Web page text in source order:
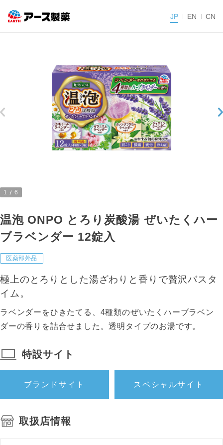
JP EN CN
1 6
温泡 ONPO とろり炭酸湯 ぜいたくハー
ブラベンダー 12錠入
医薬部外品
極上のとろりとした湯ざわりと香りで贅沢バスタ
イム。
ラベンダーをひきたてる、4種類のぜいたくハーブラベン
ダーの香りを詰合せました。透明タイプのお湯です。
特設サイト
ブランドサイト スペシャルサイト
取扱店情報